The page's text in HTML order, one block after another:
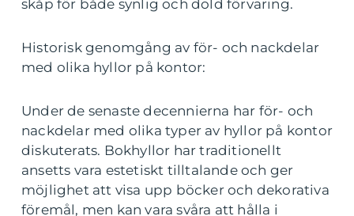
skåp för både synlig och dold förvaring.
Historisk genomgång av för- och nackdelar
med olika hyllor på kontor:
Under de senaste decennierna har för- och
nackdelar med olika typer av hyllor på kontor
diskuterats. Bokhyllor har traditionellt
ansetts vara estetiskt tilltalande och ger
möjlighet att visa upp böcker och dekorativa
föremål, men kan vara svåra att hålla i